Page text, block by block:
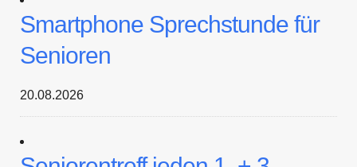
Smartphone Sprechstunde für
Senioren
20.08.2026